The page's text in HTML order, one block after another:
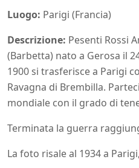
Luogo: Parigi (Francia)
Descrizione: Pesenti Rossi
(Barbetta) nato a Gerosa il
1900 si trasferisce a Parigi
Ravagna di Brembilla.
mondiale con il grado di
Terminata la guerra
La foto risale al 1934 a